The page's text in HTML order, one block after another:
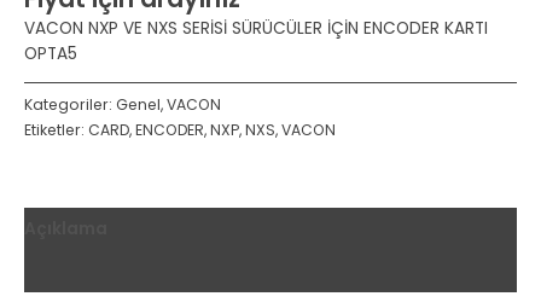
VACON NXP VE NXS SERİSİ SÜRÜCÜLER İÇİN ENCODER KARTI
OPTA5
Kategoriler: Genel,VACON
Etiketler: CARD,ENCODER,NXP,NXS,VACON